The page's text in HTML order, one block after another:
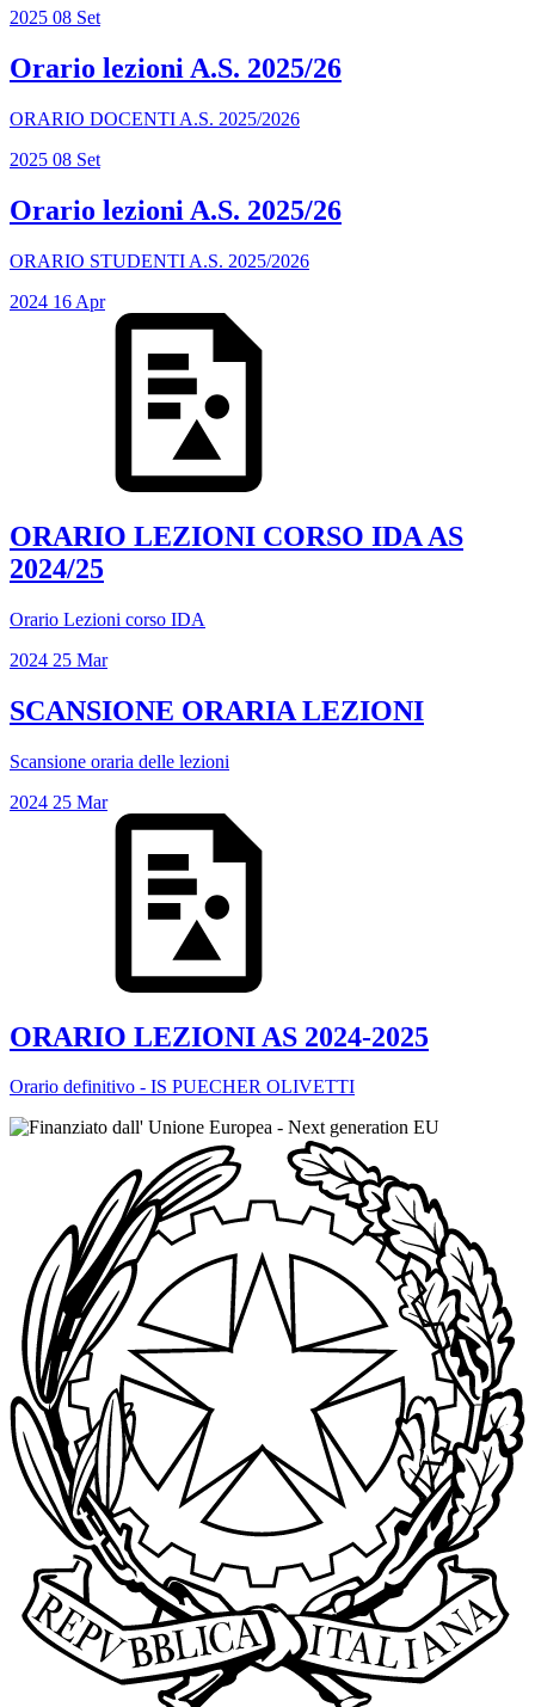
2025 08 Set
Orario lezioni A.S. 2025/26
ORARIO DOCENTI A.S. 2025/2026
2025 08 Set
Orario lezioni A.S. 2025/26
ORARIO STUDENTI A.S. 2025/2026
2024 16 Apr
ORARIO LEZIONI CORSO IDA AS
2024/25
Orario Lezioni corso IDA
2024 25 Mar
SCANSIONE ORARIA LEZIONI
Scansione oraria delle lezioni
2024 25 Mar
ORARIO LEZIONI AS 2024-2025
Orario definitivo - IS PUECHER OLIVETTI